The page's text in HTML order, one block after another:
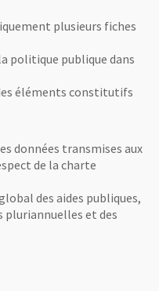
plusieurs fiches
politique publique dans
éléments constitutifs
données transmises aux
de la charte
des aides publiques,
pluriannuelles et des